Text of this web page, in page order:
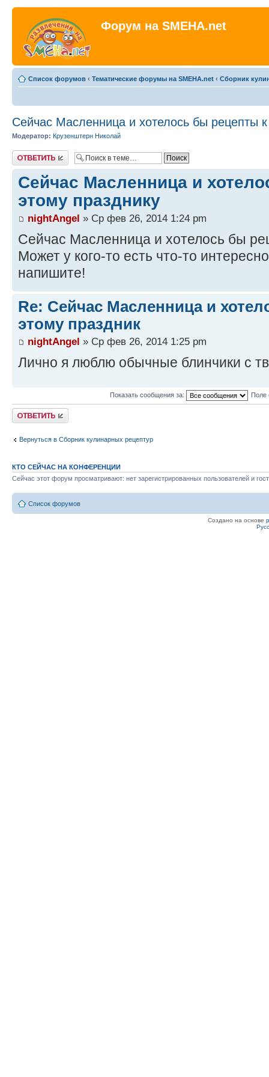
Форум на SMEHA.net
Список форумов ‹ Тематические форумы на SMEHA.net ‹ Сборник
Сейчас Масленница и хотелось бы рецепты к
Модератор: Крузенштерн Николай
Ответить
Сейчас Масленница и
этому празднику
nightAngel » Ср фев 26, 2014 1:24 pm
Сейчас Масленница и хотелось бы
Может у кого-то есть что-то
напишите!
Re: Сейчас Масленница и
этому праздник
nightAngel » Ср фев 26, 2014 1:25 pm
Лично я люблю обычные блинчики с
Показать сообщения за: Поле
Ответить
Вернуться в Сборник кулинарных рецептур
КТО СЕЙЧАС НА КОНФЕРЕНЦИИ
Сейчас этот форум просматривают: нет зарегистрированных пользователей и
Список форумов
Создано на основе